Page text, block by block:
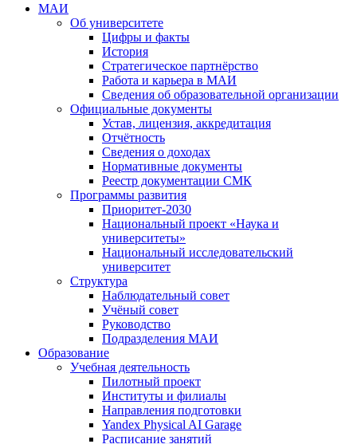
МАИ
Об университете
Цифры и факты
История
Стратегическое партнёрство
Работа и карьера в МАИ
Сведения об образовательной организации
Официальные документы
Устав, лицензия, аккредитация
Отчётность
Сведения о доходах
Нормативные документы
Реестр документации СМК
Программы развития
Приоритет-2030
Национальный проект «Наука и
университеты»
Национальный исследовательский
университет
Структура
Наблюдательный совет
Учёный совет
Руководство
Подразделения МАИ
Образование
Учебная деятельность
Пилотный проект
Институты и филиалы
Направления подготовки
Yandex Physical AI Garage
Расписание занятий